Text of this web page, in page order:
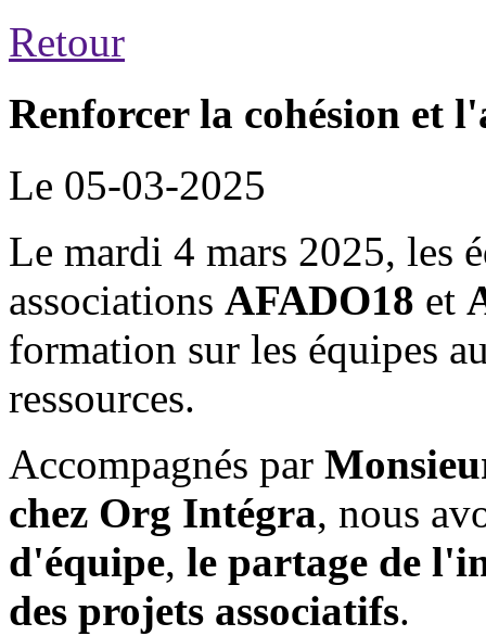
Retour
Renforcer la cohésion et
Le 05-03-2025
Le mardi 4 mars 2025, les
associations AFADO18 et
formation sur les équipes
ressources.
Accompagnés par
chez Org Intégra, nous
d'équipe, le partage de
des projets associatifs.